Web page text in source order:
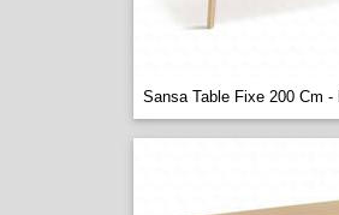
Sansa Table Fixe 200 Cm -